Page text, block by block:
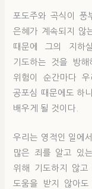
포도주와 곡식이 풍
은혜가 계속되지 않
때문에 그의 지하
기도하는 것을 방
위험이 순간마다
공포심 때문에도 하
배우게 될 것이다.
우리는 영적인 일에
많은 죄를 알고 있
위해 기도하지 않
도움을 받지 않아